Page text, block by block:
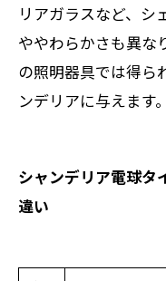
リアガラスなど、シ
ややわらかさも異な
の照明器具では得ら
ンデリアに与えます。
シャンデリア電球タ
違い